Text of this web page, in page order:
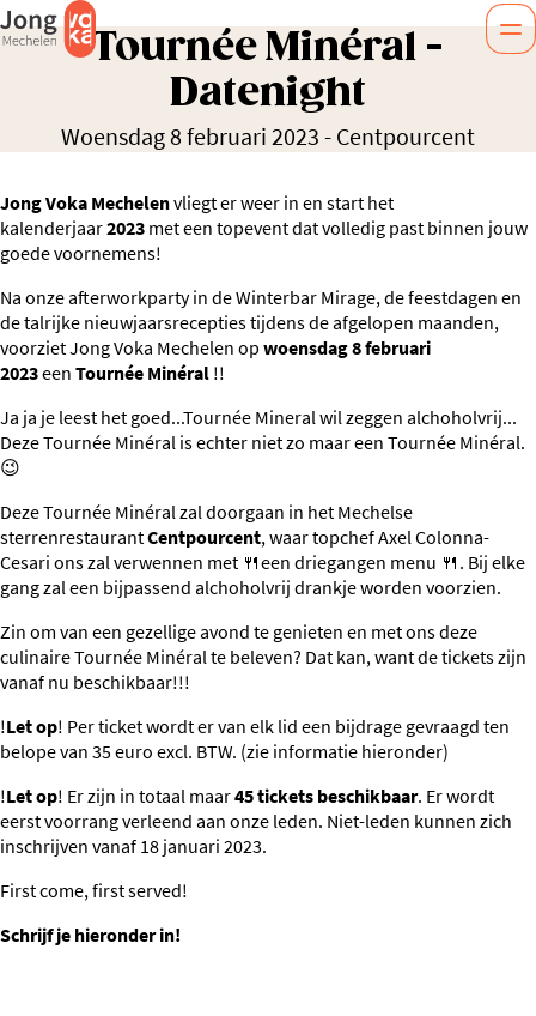
Tournée Minéral -
Datenight
Woensdag 8 februari 2023 - Centpourcent
Jong Voka Mechelenvliegt er weer in en start het
kalenderjaar2023 met een topevent dat volledig past binnen jouw
goede voornemens!
Na onze afterworkparty in de Winterbar Mirage, de feestdagen en
de talrijke nieuwjaarsrecepties tijdens de afgelopen maanden,
voorziet Jong Voka Mechelen op woensdag 8 februari
2023een Tournée Minéral !!
Ja ja je leest het goed...Tournée Mineral wil zeggen alchoholvrij...
Deze Tournée Minéral is echter niet zo maar een Tournée Minéral.
😉
Deze Tournée Minéral zal doorgaan in het Mechelse
sterrenrestaurantCentpourcent, waar topchef Axel Colonna-
Cesari ons zal verwennen met 🍴een driegangen menu 🍴. Bij elke
gang zal een bijpassend alchoholvrij drankje worden voorzien.
Zin om van een gezellige avond te genieten en met ons deze
culinaire Tournée Minéral te beleven? Dat kan, want de tickets zijn
vanaf nu beschikbaar!!!
!Let op! Per ticket wordt er van elk lid een bijdrage gevraagd ten
belope van 35 euro excl. BTW. (zie informatie hieronder)
!Let op! Er zijn in totaal maar45 tickets beschikbaar. Er wordt
eerst voorrang verleend aan onze leden. Niet-leden kunnen zich
inschrijven vanaf 18 januari 2023.
First come, first served!
Schrijf je hieronder in!